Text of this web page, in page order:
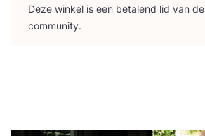
Deze win­kel is een beta­lend lid van de
community.